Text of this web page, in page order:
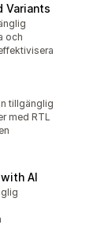
Variants
och
tillgänglig
med RTL
AI